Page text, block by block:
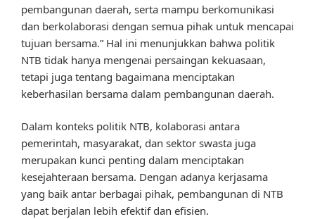
pembangunan daerah, serta mampu berkomunikasi
dan berkolaborasi dengan semua pihak untuk mencapai
tujuan bersama.” Hal ini menunjukkan bahwa politik
NTB tidak hanya mengenai persaingan kekuasaan,
tetapi juga tentang bagaimana menciptakan
keberhasilan bersama dalam pembangunan daerah.
Dalam konteks politik NTB, kolaborasi antara
pemerintah, masyarakat, dan sektor swasta juga
merupakan kunci penting dalam menciptakan
kesejahteraan bersama. Dengan adanya kerjasama
yang baik antar berbagai pihak, pembangunan di NTB
dapat berjalan lebih efektif dan efisien.